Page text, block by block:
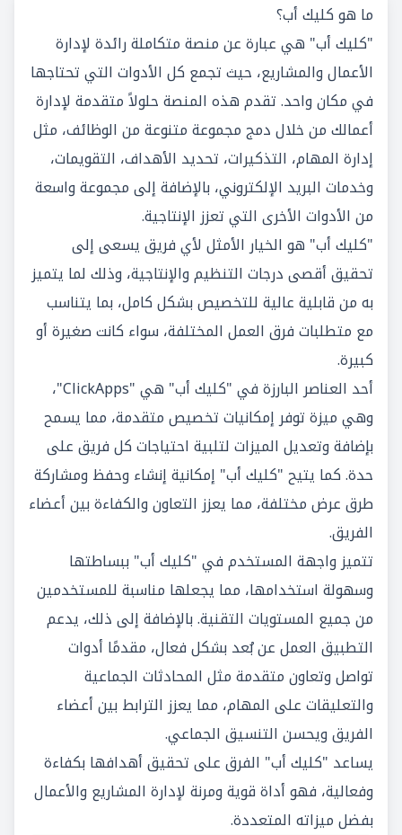
ما هو كليك أب؟
"كليك أب" هي عبارة عن منصة متكاملة رائدة لإدارة
الأعمال والمشاريع، حيث تجمع كل الأدوات التي تحتاجها
في مكان واحد. تقدم هذه المنصة حلولاً متقدمة لإدارة
أعمالك من خلال دمج مجموعة متنوعة من الوظائف، مثل
إدارة المهام، التذكيرات، تحديد الأهداف، التقويمات،
وخدمات البريد الإلكتروني، بالإضافة إلى مجموعة واسعة
من الأدوات الأخرى التي تعزز الإنتاجية.
"كليك أب" هو الخيار الأمثل لأي فريق يسعى إلى
تحقيق أقصى درجات التنظيم والإنتاجية، وذلك لما يتميز
به من قابلية عالية للتخصيص بشكل كامل، بما يتناسب
مع متطلبات فرق العمل المختلفة، سواء كانت صغيرة أو
كبيرة.
أحد العناصر البارزة في "كليك أب" هي "ClickApps"،
وهي ميزة توفر إمكانيات تخصيص متقدمة، مما يسمح
بإضافة وتعديل الميزات لتلبية احتياجات كل فريق على
حدة. كما يتيح "كليك أب" إمكانية إنشاء وحفظ ومشاركة
طرق عرض مختلفة، مما يعزز التعاون والكفاءة بين أعضاء
الفريق.
تتميز واجهة المستخدم في "كليك أب" ببساطتها
وسهولة استخدامها، مما يجعلها مناسبة للمستخدمين
من جميع المستويات التقنية. بالإضافة إلى ذلك، يدعم
التطبيق العمل عن بُعد بشكل فعال، مقدمًا أدوات
تواصل وتعاون متقدمة مثل المحادثات الجماعية
والتعليقات على المهام، مما يعزز الترابط بين أعضاء
الفريق ويحسن التنسيق الجماعي.
يساعد "كليك أب" الفرق على تحقيق أهدافها بكفاءة
وفعالية، فهو أداة قوية ومرنة لإدارة المشاريع والأعمال
بفضل ميزاته المتعددة.